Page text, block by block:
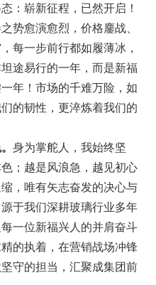
：崭新征程 ， 已然开启！
势愈演愈烈，价格鏖战、
每一步前行都如履薄冰 ，
途易行的一年，而是新福
年 ！市场的千难万险，如
的韧性，更淬炼着我们的
身为掌舵人，我始终坚
；越是风浪急，越见初心
，唯有矢志奋发的决心与
于我们深耕玻璃行业多年
一位新福兴人的并肩奋斗
的执着，在营销战场冲锋
守的担当，汇聚成集团前